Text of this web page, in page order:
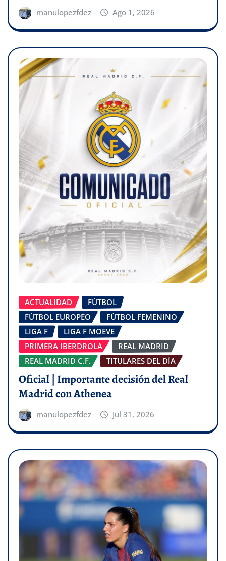
manulopezfdez Ago 1, 2026
ACTUALIDAD
FÚTBOL
FÚTBOL EUROPEO
FÚTBOL FEMENINO
LIGA F
LIGA F MOEVE
PRIMERA IBERDROLA
REAL MADRID
REAL MADRID C.F.
TITULARES DEL DÍA
Oficial | Importante decisión del Real
Madrid con Athenea
manulopezfdez Jul 31, 2026